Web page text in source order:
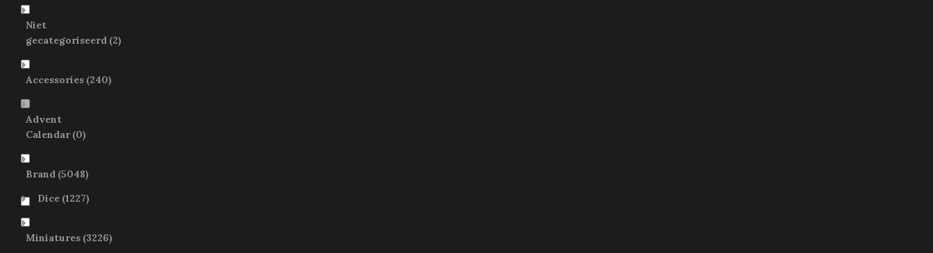
Niet
gecategoriseerd (2)
Accessories (240)
Advent
Calendar (0)
Brand (5048)
Dice (1227)
Miniatures (3226)